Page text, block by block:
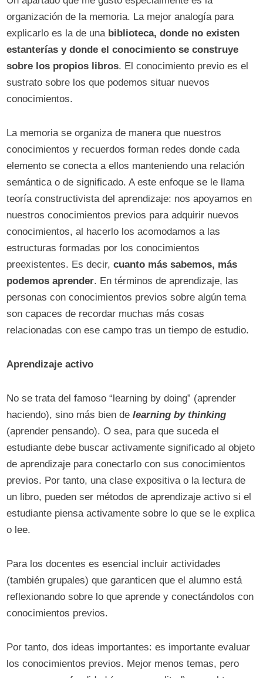
organización de la memoria. La mejor analogía para
explicarlo es la de una biblioteca, donde no existen
estanterías y donde el conocimiento se construye
sobre los propios libros. El conocimiento previo es el
sustrato sobre los que podemos situar nuevos
conocimientos.
La memoria se organiza de manera que nuestros
conocimientos y recuerdos forman redes donde cada
elemento se conecta a ellos manteniendo una relación
semántica o de significado. A este enfoque se le llama
teoría constructivista del aprendizaje: nos apoyamos en
nuestros conocimientos previos para adquirir nuevos
conocimientos, al hacerlo los acomodamos a las
estructuras formadas por los conocimientos
preexistentes. Es decir,cuanto más sabemos, más
podemos aprender. En términos de aprendizaje, las
personas con conocimientos previos sobre algún tema
son capaces de recordar muchas más cosas
relacionadas con ese campo tras un tiempo de estudio.
Aprendizaje activo
No se trata del famoso “learning by doing” (aprender
haciendo), sino más bien delearning by thinking
(aprender pensando). O sea, para que suceda el
estudiante debe buscar activamente significado al objeto
de aprendizaje para conectarlo con sus conocimientos
previos. Por tanto, una clase expositiva o la lectura de
un libro, pueden ser métodos de aprendizaje activo si el
estudiante piensa activamente sobre lo que se le explica
o lee.
Para los docentes es esencial incluir actividades
(también grupales) que garanticen que el alumno está
reflexionando sobre lo que aprende y conectándolos con
conocimientos previos.
Por tanto, dos ideas importantes: es importante evaluar
los conocimientos previos. Mejor menos temas, pero